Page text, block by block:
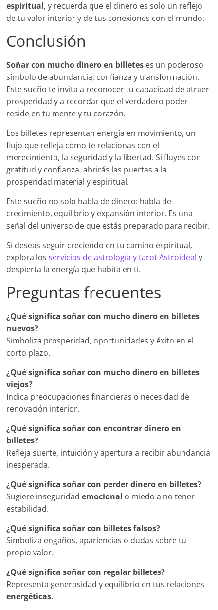
espiritual, y recuerda que el dinero es solo un reflejo
de tu valor interior y de tus conexiones con el mundo.
Conclusión
Soñar con mucho dinero en billetes es un poderoso
símbolo de abundancia, confianza y transformación.
Este sueño te invita a reconocer tu capacidad de atraer
prosperidad y a recordar que el verdadero poder
reside en tu mente y tu corazón.
Los billetes representan energía en movimiento, un
flujo que refleja cómo te relacionas con el
merecimiento, la seguridad y la libertad. Si fluyes con
gratitud y confianza, abrirás las puertas a la
prosperidad material y espiritual.
Este sueño no solo habla de dinero: habla de
crecimiento, equilibrio y expansión interior. Es una
señal del universo de que estás preparado para recibir.
Si deseas seguir creciendo en tu camino espiritual,
explora losservicios de astrología y tarot Astroideal y
despierta la energía que habita en ti.
Preguntas frecuentes
¿Qué significa soñar con mucho dinero en billetes
nuevos?
Simboliza prosperidad, oportunidades y éxito en el
corto plazo.
¿Qué significa soñar con mucho dinero en billetes
viejos?
Indica preocupaciones financieras o necesidad de
renovación interior.
¿Qué significa soñar con encontrar dinero en
billetes?
Refleja suerte, intuición y apertura a recibir abundancia
inesperada.
¿Qué significa soñar con perder dinero en billetes?
Sugiere inseguridademocional o miedo a no tener
estabilidad.
¿Qué significa soñar con billetes falsos?
Simboliza engaños, apariencias o dudas sobre tu
propio valor.
¿Qué significa soñar con regalar billetes?
Representa generosidad y equilibrio en tus relaciones
energéticas.